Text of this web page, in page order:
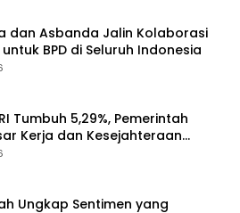
dan Asbanda Jalin Kolaborasi
BPD di Seluruh Indonesia
Tumbuh 5,29%, Pemerintah
Kerja dan Kesejahteraan
Ungkap Sentimen yang